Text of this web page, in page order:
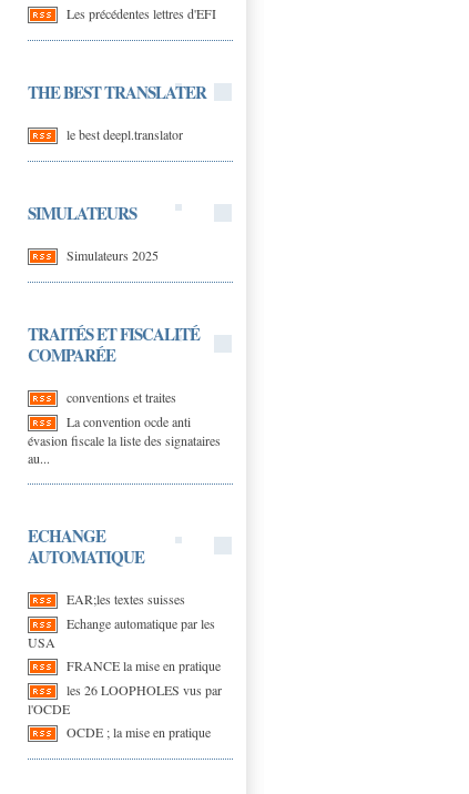
Les précédentes lettres d'EFI
THE BEST TRANSLATER
le best deepl.translator
SIMULATEURS
Simulateurs 2025
TRAITÉS ET FISCALITÉ
COMPARÉE
conventions et traites
La convention ocde anti
évasion fiscale la liste des signataires
au...
ECHANGE
AUTOMATIQUE
EAR;les textes suisses
Echange automatique par les
USA
FRANCE la mise en pratique
les 26 LOOPHOLES vus par
l'OCDE
OCDE ; la mise en pratique